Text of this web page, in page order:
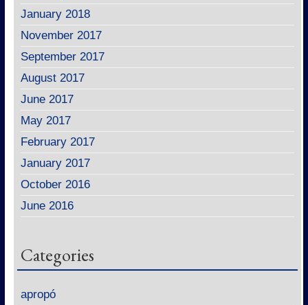
January 2018
November 2017
September 2017
August 2017
June 2017
May 2017
February 2017
January 2017
October 2016
June 2016
Categories
apropó